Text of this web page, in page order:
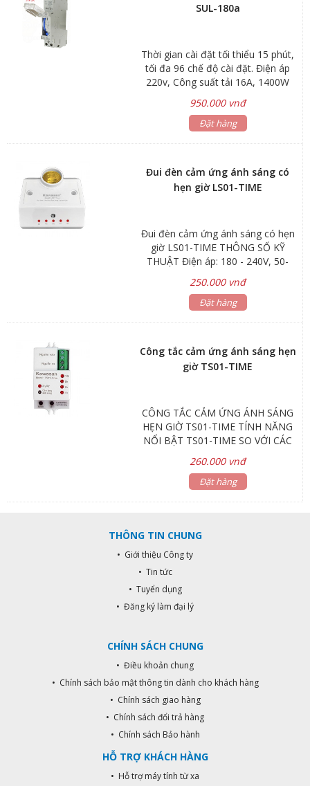
SUL-180a
Thời gian cài đặt tối thiểu 15 phút,
tối đa 96 chế độ cài đặt. Điện áp
220v, Công suất tải 16A, 1400W
950.000 vnđ
Đặt hàng
Đui đèn cảm ứng ánh sáng có
hẹn giờ LS01-TIME
Đui đèn cảm ứng ánh sáng có hẹn
giờ LS01-TIME THÔNG SỐ KỸ
THUẬT Điện áp: 180 - 240V, 50-
(Compact), 50W (Led) Cảm ứng ánh
sáng: 3-500 Lux Thời gian tắt: 2s,
trần hoặc tường)
250.000 vnđ
Đặt hàng
Công tắc cảm ứng ánh sáng hẹn
giờ TS01-TIME
CÔNG TẮC CẢM ỨNG ÁNH SÁNG
HẸN GIỜ TS01-TIME TÍNH NĂNG
NỔI BẬT TS01-TIME SO VỚI CÁC
TRƯỜNG Công tắc ánh sáng đã
mặc định độ nhận biết môi trường
Learning. Chức năng này sẽ giúp
bạn, chọn độ tối phù hợp và chính
giờ tắt 4h,6h,8h, 12h vô cùng tiện
lợi. Không cần mất thời gian, hay
làm việc người khác tắt đèn hộ.
đèn. Cài đặt chế độ 2s, mặc định 20
độ Lux (19h tối) đèn sẽ sáng chớp
hơn 20 Lux thì sẽ tắt. Phù hợp cho
đèn báo hiệu công trình đang thi
công. Thông số in trên sản phẩm rõ
ràng, người dùng dễ dàng sử dụng
hãng Kawasan 2 năm. THÔNG SỐ
KỸ THUẬT Nguồn cấp: 110-240V
260.000 vnđ
Đặt hàng
THÔNG TIN CHUNG
• Giới thiệu Công ty
• Tin tức
• Tuyển dụng
• Đăng ký làm đại lý
CHÍNH SÁCH CHUNG
• Điều khoản chung
• Chính sách bảo mật thông tin dành cho khách hàng
• Chính sách giao hàng
• Chính sách đổi trả hàng
• Chính sách Bảo hành
HỖ TRỢ KHÁCH HÀNG
• Hỗ trợ máy tính từ xa